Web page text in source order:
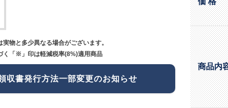
物と多少異なる場合がございます。
く「※」印は軽減税率(8%)適用商品
収書発行方法一部変更のお知らせ
商品内